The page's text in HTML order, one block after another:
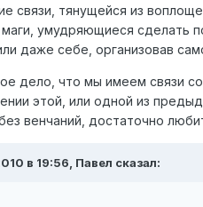
связи, тянущейся из
умудряющиеся сделать
даже себе, организовав
дело, что мы имеем связи
этой, или одной из
венчаний, достаточно
в 19:56, Павел сказал: